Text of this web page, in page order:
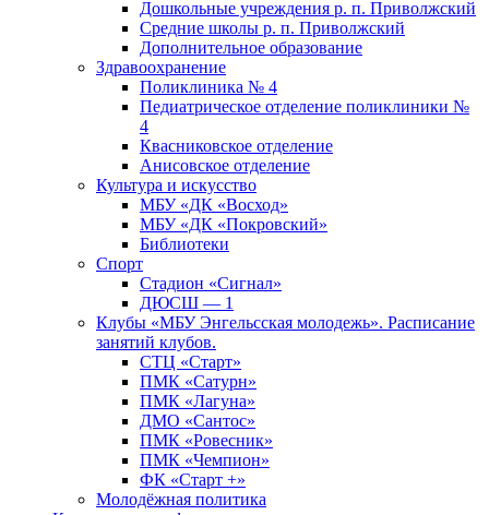
Дошкольные учреждения р. п. Приволжский
Средние школы р. п. Приволжский
Дополнительное образование
Здравоохранение
Поликлиника № 4
Педиатрическое отделение поликлиники №
4
Квасниковское отделение
Анисовское отделение
Культура и искусство
МБУ «ДК «Восход»
МБУ «ДК «Покровский»
Библиотеки
Спорт
Стадион «Сигнал»
ДЮСШ — 1
Клубы «МБУ Энгельсская молодежь». Расписание
занятий клубов.
СТЦ «Старт»
ПМК «Сатурн»
ПМК «Лагуна»
ДМО «Сантос»
ПМК «Ровесник»
ПМК «Чемпион»
ФК «Старт +»
Молодёжная политика